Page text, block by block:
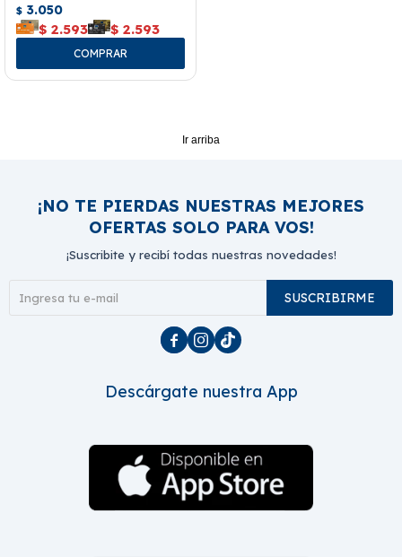
$ 3.050
$ 2.593 $ 2.593
Ir arriba
¡NO TE PIERDAS NUESTRAS MEJORES
OFERTAS SOLO PARA VOS!
¡Suscribite y recibí todas nuestras novedades!
SUSCRIBIRME
  
Descárgate nuestra App